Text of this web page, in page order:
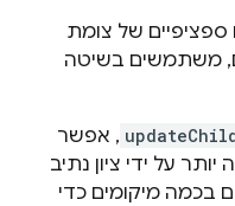
ספציפיים של צומת
משתמשים בשיטה
, אפשר
על ידי ציון נתיב
בכמה מיקומים כדי